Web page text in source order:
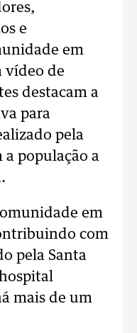
e
em
vídeo de
destacam a
para
pela
população a
em
com
pela Santa
mais de um